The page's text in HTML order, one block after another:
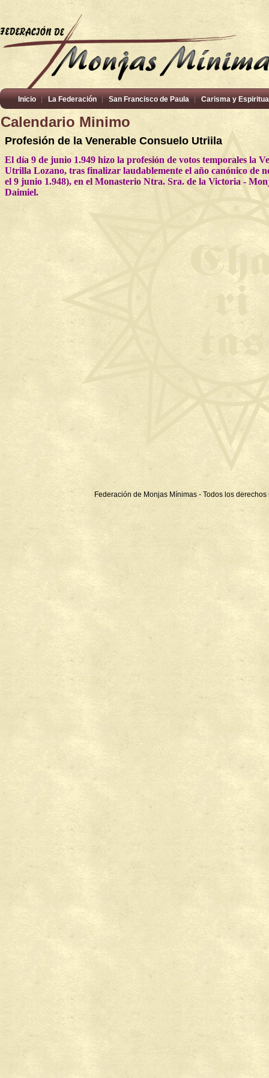
Inicio La Federación San Francisco de Paula Carisma y
Calendario Minimo
Profesión de la Venerable Consuelo Utriila
El día 9 de junio 1.949 hizo la profesión de votos temporales la
Utrilla Lozano, tras finalizar laudablemente el año canónico de
el 9 junio 1.948), en el Monasterio Ntra. Sra. de la Victoria -
Daimiel.
Federación de Monjas Mínimas - Todos los